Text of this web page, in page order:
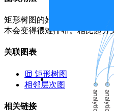
矩形树图的好处在于，相比起
本会变得很难排布。相比起分
关联图表
矩形树图
相邻层次图
相关链接